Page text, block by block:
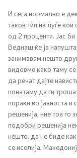
Отворена Влада
Отчетност
Сервисни
Антикорупција
Организација и
И сега нормално е
таков тип на луѓе
од 2 проценти. Јас
Веднаш ќе ја
занимавам нешто
видовме како таму
да речат дајте
понатаму да ги
пораки во јавноста
решенија, ние тоа го
подобри решенија
нешто, да не биде
се иселија,